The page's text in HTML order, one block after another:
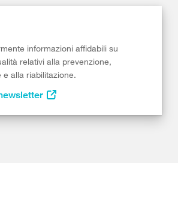
informazioni affidabili su
relativi alla prevenzione,
e alla riabilitazione.